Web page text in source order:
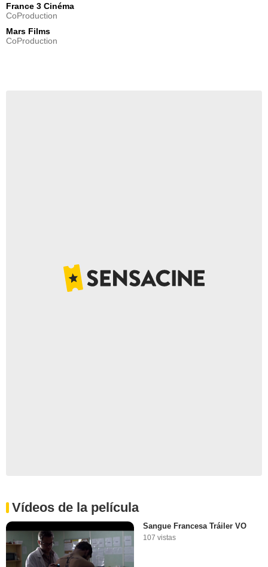
France 3 Cinéma
CoProduction
Mars Films
CoProduction
Vídeos de la película
Sangue Francesa Tráiler VO
107 vistas